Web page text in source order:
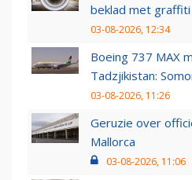
beklad met graffiti
03-08-2026, 12:34
Boeing 737 MAX
Tadzjikistan:
03-08-2026, 11:26
Geruzie over
Mallorca
03-08-2026, 11:06